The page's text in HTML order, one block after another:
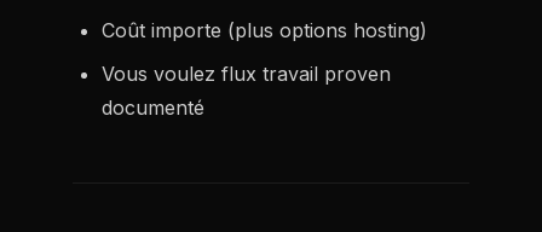
Coût importe (plus options hosting)
Vous voulez flux travail proven
documenté